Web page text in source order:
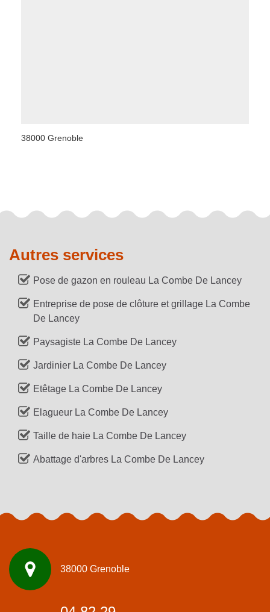
38000 Grenoble
Autres services
Pose de gazon en rouleau La Combe De Lancey
Entreprise de pose de clôture et grillage La Combe
De Lancey
Paysagiste La Combe De Lancey
Jardinier La Combe De Lancey
Etêtage La Combe De Lancey
Elagueur La Combe De Lancey
Taille de haie La Combe De Lancey
Abattage d'arbres La Combe De Lancey
38000 Grenoble